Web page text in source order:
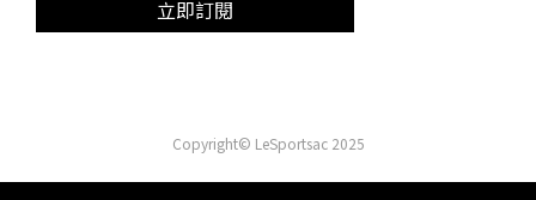
立即訂閱
Copyright© LeSportsac 2025